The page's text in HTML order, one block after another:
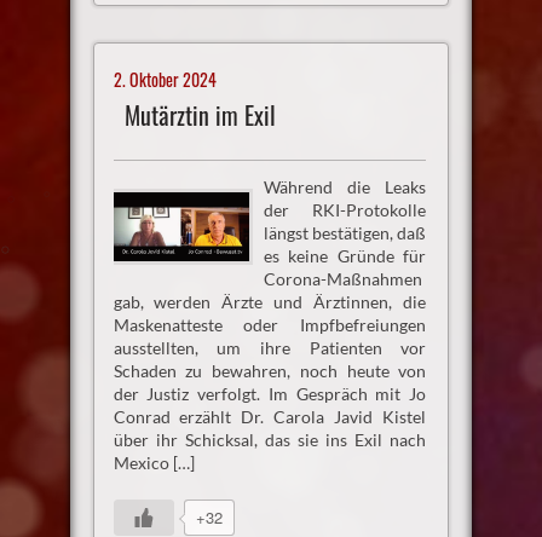
2. Oktober 2024
Mutärztin im Exil
Während die Leaks
der RKI-Protokolle
längst bestätigen, daß
es keine Gründe für
Corona-Maßnahmen
gab, werden Ärzte und Ärztinnen, die
Maskenatteste oder Impfbefreiungen
ausstellten, um ihre Patienten vor
Schaden zu bewahren, noch heute von
der Justiz verfolgt. Im Gespräch mit Jo
Conrad erzählt Dr. Carola Javid Kistel
über ihr Schicksal, das sie ins Exil nach
Mexico […]
+32